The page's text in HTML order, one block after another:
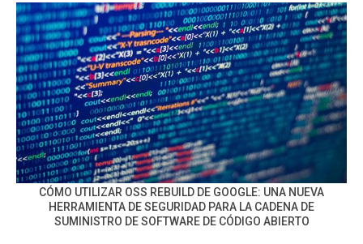
CÓMO UTILIZAR OSS REBUILD DE GOOGLE: UNA NUEVA
HERRAMIENTA DE SEGURIDAD PARA LA CADENA DE
SUMINISTRO DE SOFTWARE DE CÓDIGO ABIERTO